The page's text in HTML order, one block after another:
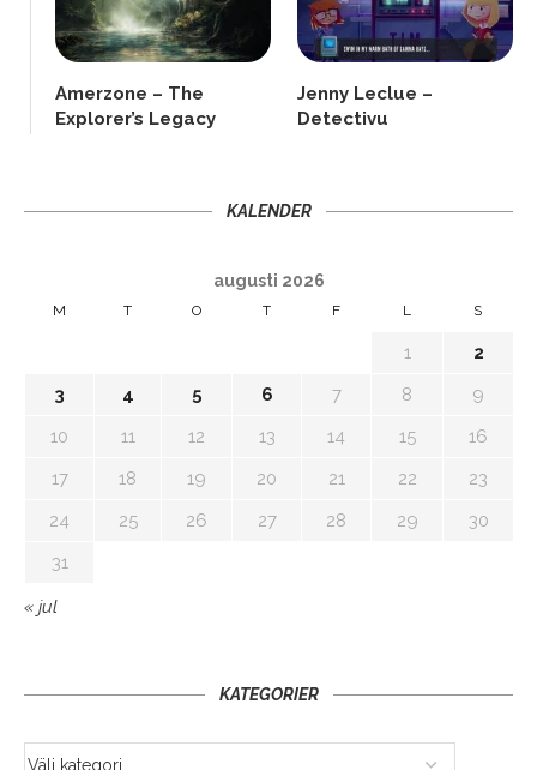
Amerzone – The
Explorer’s Legacy
Jenny Leclue –
Detectivu
KALENDER
augusti 2026
M T O T F L S
1
2
3
4 5 6 7 8
9
10
11 12 13 14 15
16
17
18 19 20 21 22
23
24
25 26 27 28 29
30
31
« jul
KATEGORIER